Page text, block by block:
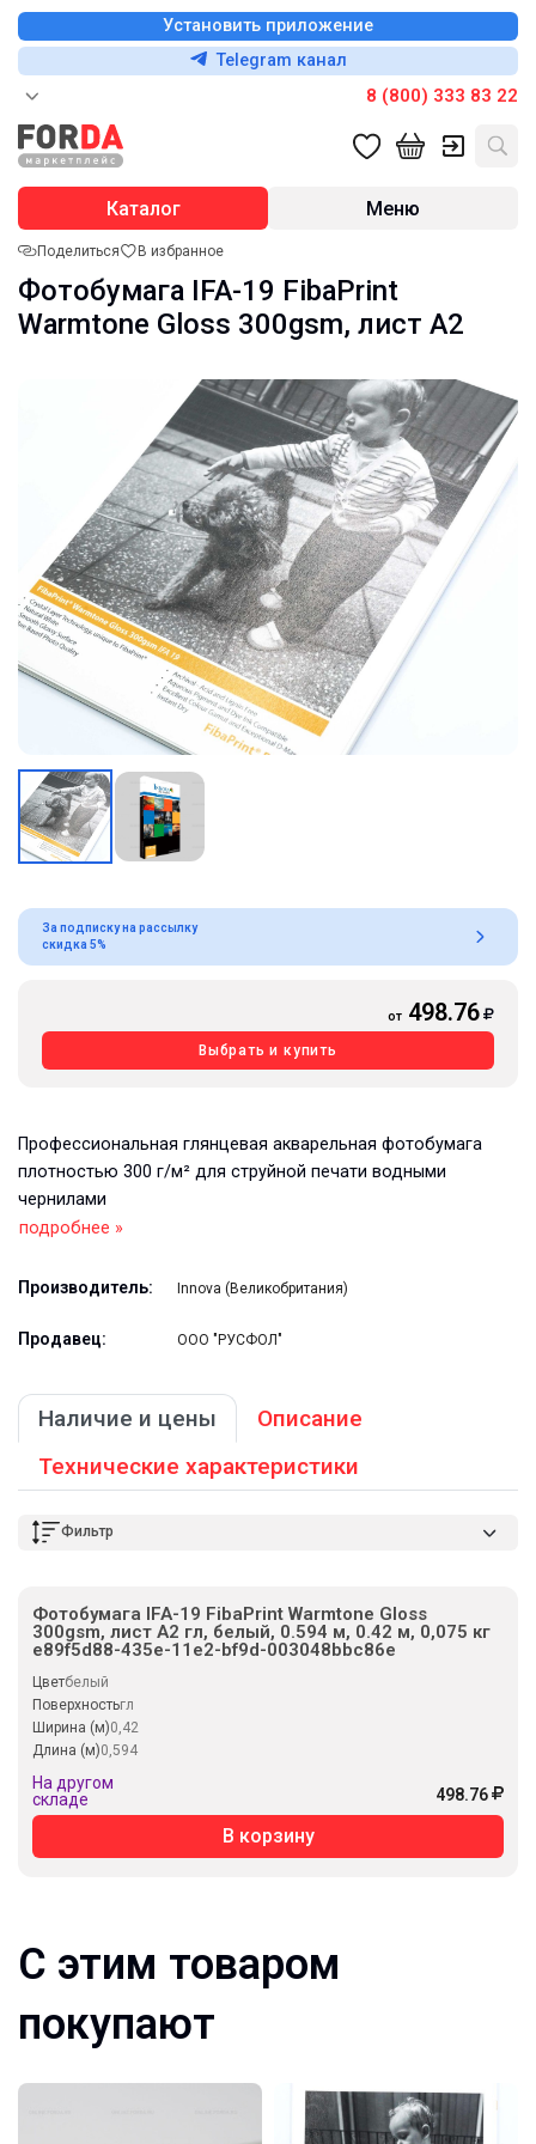
Установить приложение
Telegram канал
8 (800) 333 83 22
Каталог Меню
Поделиться В избранное
Фотобумага IFA-19 FibaPrint
Warmtone Gloss 300gsm, лист А2
За подписку на рассылку
скидка 5%
от 498.76
Выбрать и купить
Профессиональная глянцевая акварельная фотобумага
плотностью 300 г/м² для струйной печати водными
чернилами
подробнее »
Производитель: Innova (Великобритания)
Продавец: ООО "РУСФОЛ"
Наличие и цены
Описание
Технические характеристики
Фильтр
Фотобумага IFA-19 FibaPrint Warmtone Gloss
300gsm, лист А2 гл, белый, 0.594 м, 0.42 м, 0,075 кг
e89f5d88-435e-11e2-bf9d-003048bbc86e
Цветбелый
Поверхностьгл
Ширина (м)0,42
Длина (м)0,594
На другом
складе
498.76
В корзину
С этим товаром
покупают